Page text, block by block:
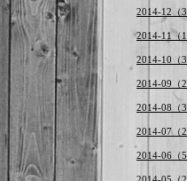
2014-12（3
2014-11（1
2014-10（3
2014-09（2
2014-08（3
2014-07（2
2014-06（5